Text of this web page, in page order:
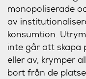
monopoliserade
av
konsumtion.
inte går att skapa
eller av, krymper
bort från de